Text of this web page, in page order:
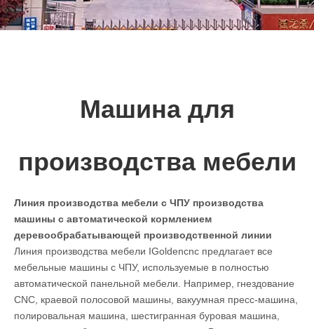
Машина для
производства мебели
Линия производства мебели с ЧПУ производства
машины с автоматической кормлением
деревообрабатывающей производственной линии
Линия производства мебели IGoldencnc предлагает все
мебельные машины с ЧПУ, используемые в полностью
автоматической панельной мебели. Например, гнездование
CNC, краевой полосовой машины, вакуумная пресс-машина,
полировальная машина, шестигранная буровая машина,